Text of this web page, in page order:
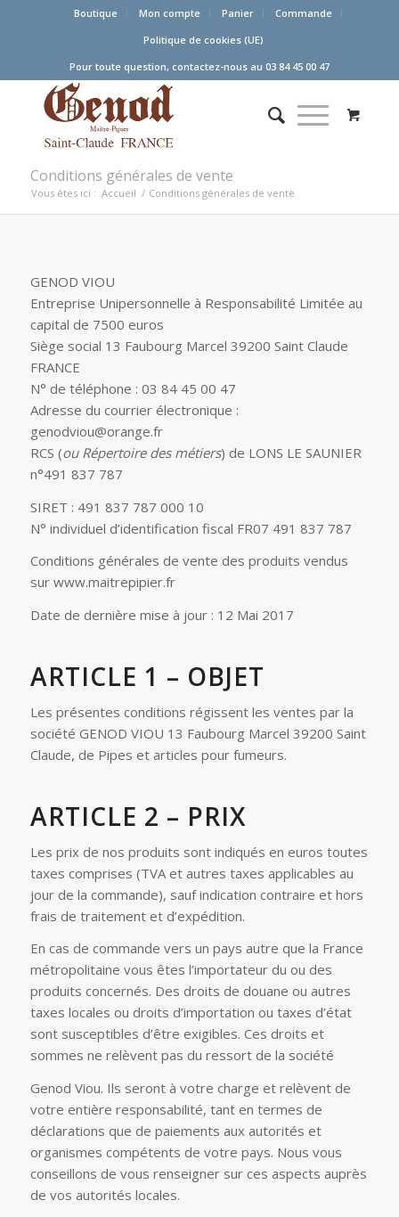
Boutique Mon compte Panier
Commande
Politique de cookies (UE)
Pour toute question, contactez-nous au 03 84 45 00 47
Conditions générales de vente
Vous êtes ici : Accueil / Conditions générales de vente
GENOD VIOU
Entreprise Unipersonnelle à Responsabilité Limitée au
capital de 7500 euros
Siège social 13 Faubourg Marcel 39200 Saint Claude
FRANCE
N° de téléphone : 03 84 45 00 47
Adresse du courrier électronique :
genodviou@orange.fr
RCS (ou Répertoire des métiers) de LONS LE SAUNIER
n°491 837 787
SIRET : 491 837 787 000 10
N° individuel d’identification fiscal FR07 491 837 787
Conditions générales de vente des produits vendus
sur www.maitrepipier.fr
Date de dernière mise à jour : 12 Mai 2017
ARTICLE 1 – OBJET
Les présentes conditions régissent les ventes par la
société GENOD VIOU 13 Faubourg Marcel 39200 Saint
Claude, de Pipes et articles pour fumeurs.
ARTICLE 2 – PRIX
Les prix de nos produits sont indiqués en euros toutes
taxes comprises (TVA et autres taxes applicables au
jour de la commande), sauf indication contraire et hors
frais de traitement et d’expédition.
En cas de commande vers un pays autre que la France
métropolitaine vous êtes l’importateur du ou des
produits concernés. Des droits de douane ou autres
taxes locales ou droits d’importation ou taxes d’état
sont susceptibles d’être exigibles. Ces droits et
sommes ne relèvent pas du ressort de la société
Genod Viou. Ils seront à votre charge et relèvent de
votre entière responsabilité, tant en termes de
déclarations que de paiements aux autorités et
organismes compétents de votre pays. Nous vous
conseillons de vous renseigner sur ces aspects auprès
de vos autorités locales.